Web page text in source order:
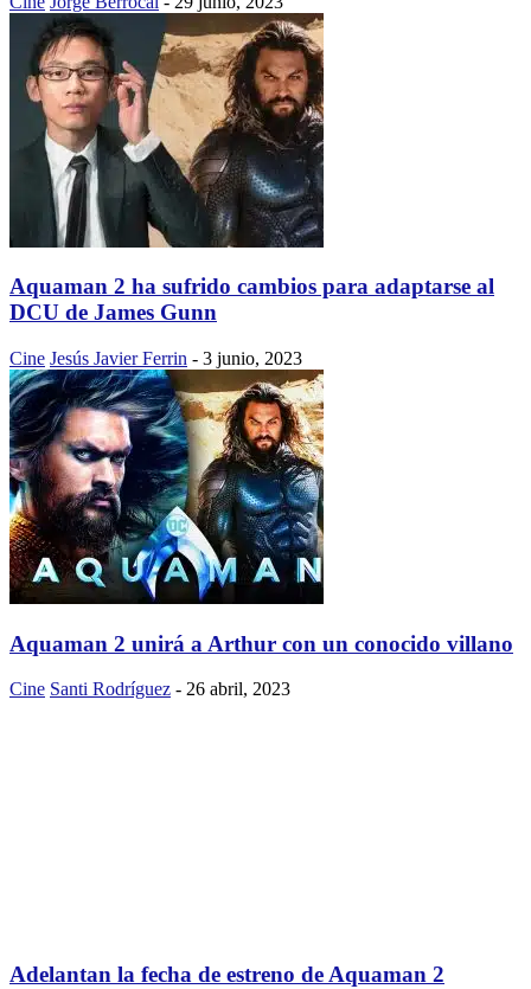
Aquaman 2 ha sufrido cambios para adaptarse al
DCU de James Gunn
Cine Jesús Javier Ferrin - 3 junio, 2023
Aquaman 2 unirá a Arthur con un conocido villano
Cine Santi Rodríguez - 26 abril, 2023
Adelantan la fecha de estreno de Aquaman 2